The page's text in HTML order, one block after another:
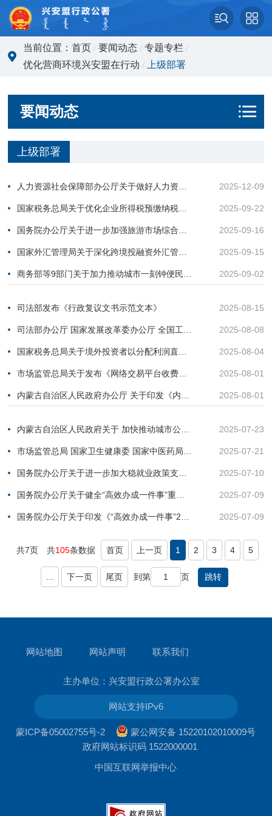
当前位置：首页 /要闻动态 /专题专栏 /
优化营商环境兴安盟在行动 / 上级部署
要闻动态
上级部署
人力资源社会保障部办公厅关于做好人力资源服务业与制造业融合发展试点有关工作的通知 2025-12-09
国家税务总局关于优化企业所得税预缴纳税申报有关事项的公告 2025-09-22
国务院办公厅关于进一步加强旅游市场综合监管的通知 2025-09-16
国家外汇管理局关于深化跨境投融资外汇管理改革有关事宜的通知 2025-09-15
商务部等9部门关于加力推动城市一刻钟便民生活圈建设扩围升级的通知 2025-09-02
司法部发布《行政复议文书示范文本》 2025-08-15
司法部办公厅 国家发展改革委办公厅 全国工商联办公厅印发《关于进一步发挥行政复议监督职能 规范涉企行政执法的指导意见》《行政... 2025-08-08
国家税务总局关于境外投资者以分配利润直接投资税收抵免政策有关事项的公告 2025-08-04
市场监管总局关于发布《网络交易平台收费行为合规指南》的公告 2025-08-01
内蒙古自治区人民政府办公厅 关于印发《内蒙古自治区贯彻落实〈关于 推动文化高质量发展的若干经济政策〉 实施方案》的通知 2025-08-01
内蒙古自治区人民政府关于 加快推动城市公共交通高质量发展的意见 2025-07-23
市场监管总局 国家卫生健康委 国家中医药局关于发布《医疗广告认定指南》的公告 2025-07-21
国务院办公厅关于进一步加大稳就业政策支持力度的通知 2025-07-10
国务院办公厅关于健全“高效办成一件事”重点事项常态化推进机制的意见 2025-07-09
国务院办公厅关于印发《“高效办成一件事”2025年度第二批重点事项清单》的通知 2025-07-09
共7页 共105条数据 首页 上一页 1 2 3 4 5
下一页 尾页 到第 页
网站地图 网站声明 联系我们
主办单位：兴安盟行政公署办公室
网站支持IPv6
蒙ICP备05002755号-2
蒙公网安备 15220102010009号
政府网站标识码 1522000001
中国互联网举报中心